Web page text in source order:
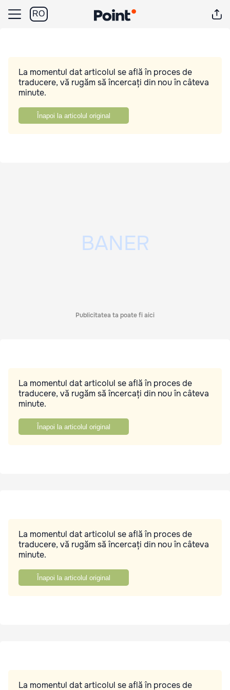
RO
La momentul dat articolul se află în proces de
traducere, vă rugăm să încercați din nou în câteva
minute.
Înapoi la articolul original
Publicitatea ta poate fi aici
La momentul dat articolul se află în proces de
traducere, vă rugăm să încercați din nou în câteva
minute.
Înapoi la articolul original
La momentul dat articolul se află în proces de
traducere, vă rugăm să încercați din nou în câteva
minute.
Înapoi la articolul original
La momentul dat articolul se află în proces de